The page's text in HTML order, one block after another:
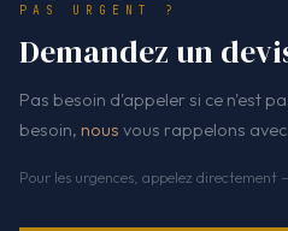
PAS URGENT ?
Demandez un
Pas besoin d'appeler si ce n'est
besoin, nous vous rappelons
Pour les urgences, appelez directement